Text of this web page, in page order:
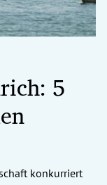
5
konkurriert